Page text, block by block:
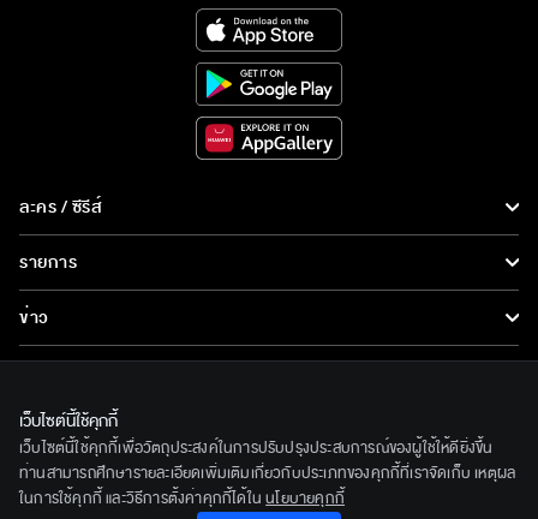
ละคร / ซีรีส์
ละคร/ซีรีส์
ซีรีส์นานาชาติ
การ์ตูน & เกม
รายการ
รายการทั้งหมด
ข่าว
ข่าวทั้งหมด
ข่าวประชาสัมพันธ์
ทีวีออนไลน์
เกี่ยวกับเรา
BEC World
รู้จักเรา
ติดตามเราได้ที่
เว็บไซต์นี้ใช้คุกกี้
เว็บไซต์นี้ใช้คุกกี้เพื่อวัตถุประสงค์ในการปรับปรุงประสบการณ์ของผู้ใช้ให้ดียิ่งขึ้น
ท่านสามารถศึกษารายละเอียดเพิ่มเติมเกี่ยวกับประเภทของคุกกี้ที่เราจัดเก็บ เหตุผล
ในการใช้คุกกี้ และวิธีการตั้งค่าคุกกี้ได้ใน นโยบายคุกกี้